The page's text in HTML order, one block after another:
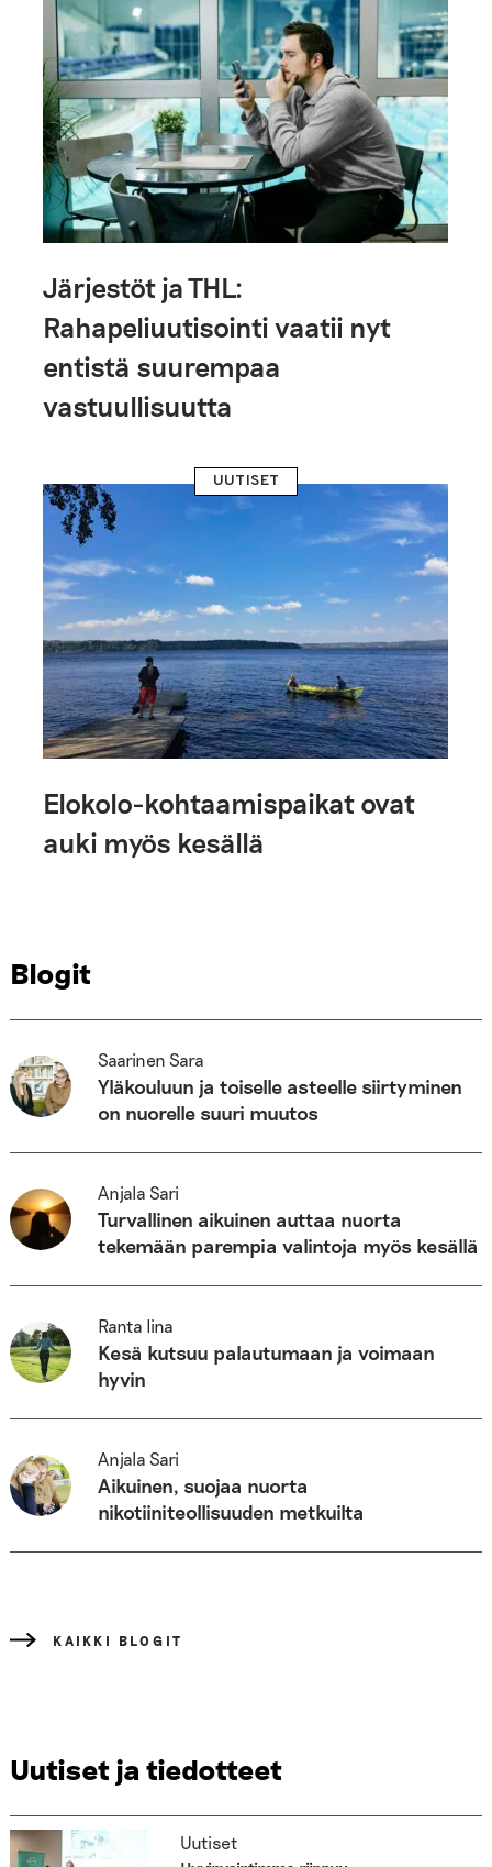
Järjestöt ja THL:
Rahapeliuutisointi vaatii nyt
entistä suurempaa
vastuullisuutta
UUTISET
Elokolo-kohtaamispaikat ovat
auki myös kesällä
Blogit
Saarinen Sara
Yläkouluun ja toiselle asteelle siirtyminen
on nuorelle suuri muutos
Anjala Sari
Turvallinen aikuinen auttaa nuorta
tekemään parempia valintoja myös kesällä
Ranta Iina
Kesä kutsuu palautumaan ja voimaan
hyvin
Anjala Sari
Aikuinen, suojaa nuorta
nikotiiniteollisuuden metkuilta
KAIKKI BLOGIT
Uutiset ja tiedotteet
Uutiset